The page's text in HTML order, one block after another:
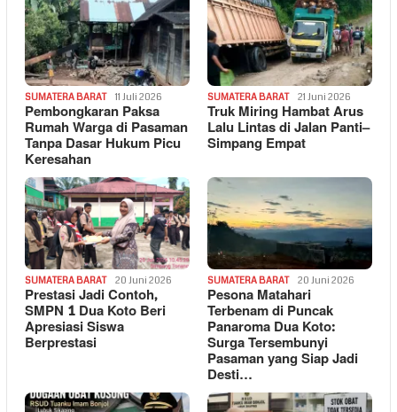
SUMATERA BARAT 11 Juli 2026
Pembongkaran Paksa
Rumah Warga di Pasaman
Tanpa Dasar Hukum Picu
Keresahan
SUMATERA BARAT 21 Juni 2026
Truk Miring Hambat Arus
Lalu Lintas di Jalan Panti–
Simpang Empat
SUMATERA BARAT 20 Juni 2026
Prestasi Jadi Contoh,
SMPN 1 Dua Koto Beri
Apresiasi Siswa
Berprestasi
SUMATERA BARAT 20 Juni 2026
Pesona Matahari
Terbenam di Puncak
Panaroma Dua Koto:
Surga Tersembunyi
Pasaman yang Siap Jadi
Desti…